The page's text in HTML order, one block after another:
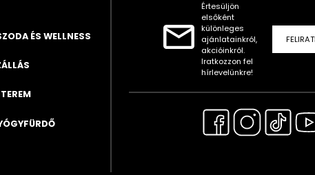
ÉS WELLNESS
Értesüljön
elsőként
különleges
ajánlatainkról,
akcióinkról.
Iratkozzon fel
hírlevelünkre!